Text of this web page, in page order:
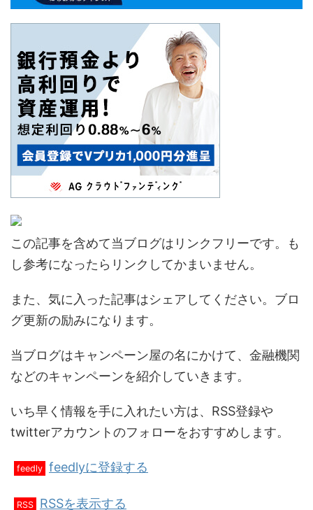
この記事を含めて当ブログはリンクフリーです。も
し参考になったらリンクしてかまいません。
また、気に入った記事はシェアしてください。ブロ
グ更新の励みになります。
当ブログはキャンペーン屋の名にかけて、金融機関
などのキャンペーンを紹介していきます。
いち早く情報を手に入れたい方は、RSS登録や
twitterアカウントのフォローをおすすめします。
feedly feedlyに登録する
RSS RSSを表示する